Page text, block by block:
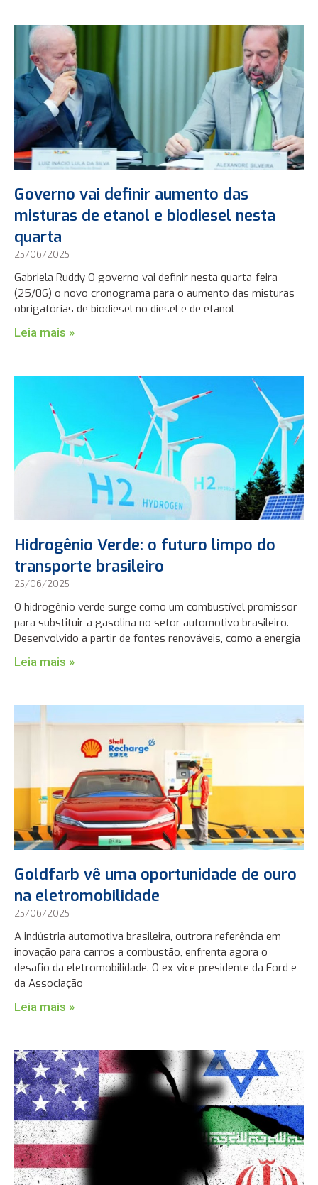
Governo vai definir aumento das
misturas de etanol e biodiesel nesta
quarta
25/06/2025
Gabriela Ruddy O governo vai definir nesta quarta-feira
(25/06) o novo cronograma para o aumento das misturas
obrigatórias de biodiesel no diesel e de etanol
Leia mais »
Hidrogênio Verde: o futuro limpo do
transporte brasileiro
25/06/2025
O hidrogênio verde surge como um combustível promissor
para substituir a gasolina no setor automotivo brasileiro.
Desenvolvido a partir de fontes renováveis, como a energia
Leia mais »
Goldfarb vê uma oportunidade de ouro
na eletromobilidade
25/06/2025
A indústria automotiva brasileira, outrora referência em
inovação para carros a combustão, enfrenta agora o
desafio da eletromobilidade. O ex-vice-presidente da Ford e
da Associação
Leia mais »